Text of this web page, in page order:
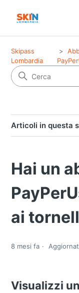
Skipass
Lombardia
Articoli in questa
Hai un
ai
8 mesi fa
Visualizzi